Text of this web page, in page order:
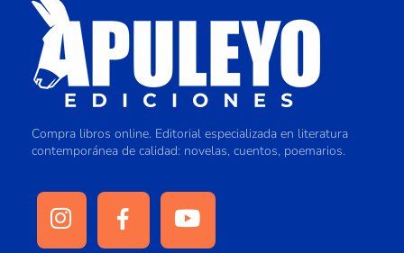
Compra libros online. Editorial especializada en literatura
contemporánea de calidad: novelas, cuentos, poemarios.